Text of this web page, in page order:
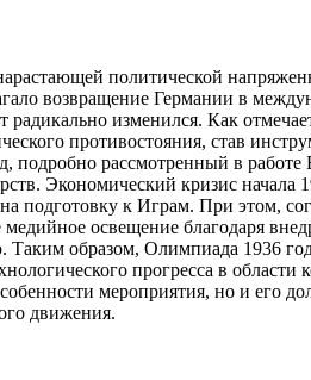
политической
возвращение Германии в
изменился. Как
противостояния, став
рассмотренный в работе
Экономический кризис начала
к Играм. При этом,
освещение благодаря
образом, Олимпиада 1936
прогресса в
мероприятия, но и его
движения.